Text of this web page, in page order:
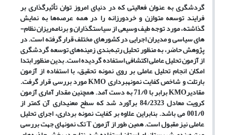
گردشگری به عنوان فعالیتی که در دنیای امروز توان تأثیرگذاری بر
فرایند توسعه متوازن و خردورزانه را در همه عرصه­‌ها به نمایش
گذاشته، مورد توجه طیف وسیعی از سیاست­گذاران و برنامه‌­ریزان نظام‌­
های سیاسی و مدیران اجرایی در کشورهای مختلف قرار گرفته است. در
پژوهش حاضر، به منظور تحلیل رتبه‌­بندی زمینه‌های توسعه گردشگری
از آزمون تحلیل عاملی اکتشافی استفاده گردیده است. بدین منظور ابتدا
امکان انجام تحلیل عاملی بر روی نمونه تحقیق، با استفاده از آزمون
بارتلت و شاخص کفایت نمونه­برداری KMO مورد بررسی قرار گرفت.
مقادیرKMO برابر با 71/0 به دست آمد. همچنین مقدار آماری آزمون
کرویت معادل 84/2323 برآورد شد که سطح معنی­داری آن کمتر از
001/0 می باشد. بنابراین علاوه بر کفایت نمونه ­برداری، اجرای تحلیل
عاملی نیز مقبول است. همین طور از آزمون T تک نمونه­ای جهت بررسی